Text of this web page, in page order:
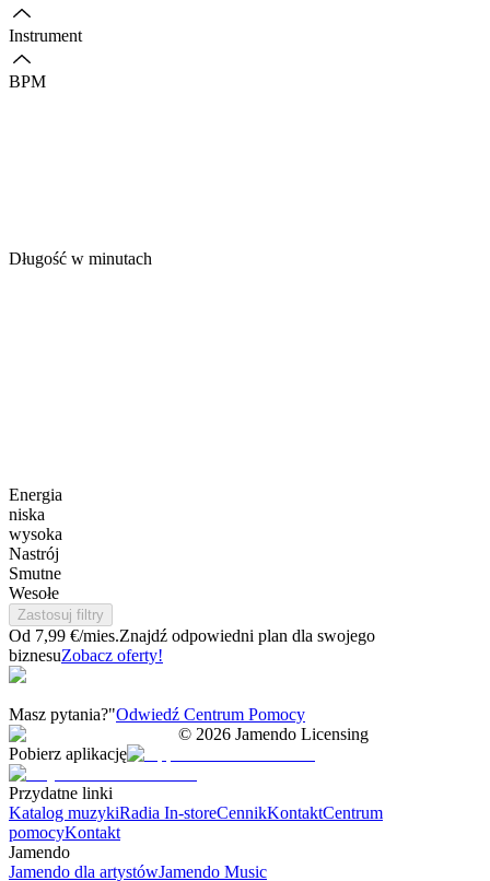
Instrument
BPM
Długość w minutach
Energia
niska
wysoka
Nastrój
Smutne
Wesołe
Zastosuj filtry
Od 7,99 €/mies.Znajdź odpowiedni plan dla swojego
biznesuZobacz oferty!
Masz pytania?"Odwiedź Centrum Pomocy
© 2026 Jamendo Licensing
Pobierz aplikację
Przydatne linki
Katalog muzykiRadia In-storeCennikKontaktCentrum
pomocyKontakt
Jamendo
Jamendo dla artystówJamendo Music